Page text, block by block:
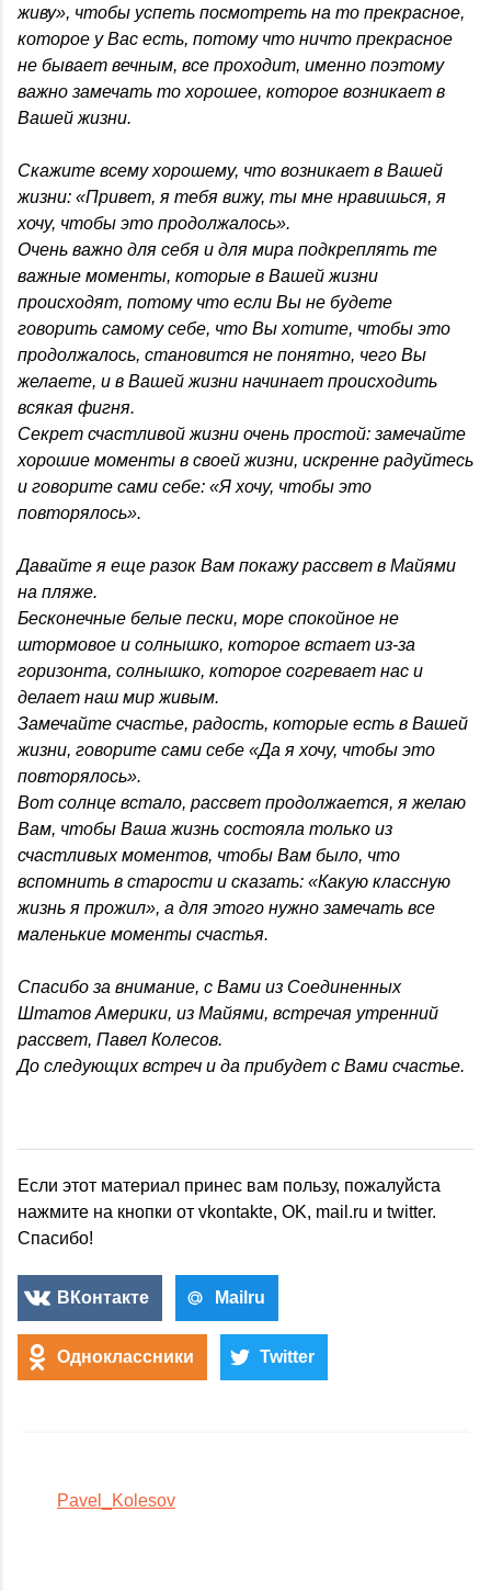
живу», чтобы успеть посмотреть на то прекрасное,
которое у Вас есть, потому что ничто прекрасное
не бывает вечным, все проходит, именно поэтому
важно замечать то хорошее, которое возникает в
Вашей жизни.
Скажите всему хорошему, что возникает в Вашей
жизни: «Привет, я тебя вижу, ты мне нравишься, я
хочу, чтобы это продолжалось».
Очень важно для себя и для мира подкреплять те
важные моменты, которые в Вашей жизни
происходят, потому что если Вы не будете
говорить самому себе, что Вы хотите, чтобы это
продолжалось, становится не понятно, чего Вы
желаете, и в Вашей жизни начинает происходить
всякая фигня.
Секрет счастливой жизни очень простой: замечайте
хорошие моменты в своей жизни, искренне радуйтесь
и говорите сами себе: «Я хочу, чтобы это
повторялось».
Давайте я еще разок Вам покажу рассвет в Майями
на пляже.
Бесконечные белые пески, море спокойное не
штормовое и солнышко, которое встает из-за
горизонта, солнышко, которое согревает нас и
делает наш мир живым.
Замечайте счастье, радость, которые есть в Вашей
жизни, говорите сами себе «Да я хочу, чтобы это
повторялось».
Вот солнце встало, рассвет продолжается, я желаю
Вам, чтобы Ваша жизнь состояла только из
счастливых моментов, чтобы Вам было, что
вспомнить в старости и сказать: «Какую классную
жизнь я прожил», а для этого нужно замечать все
маленькие моменты счастья.
Спасибо за внимание, с Вами из Соединенных
Штатов Америки, из Майями, встречая утренний
рассвет, Павел Колесов.
До следующих встреч и да прибудет с Вами счастье.
Если этот материал принес вам пользу, пожалуйста
нажмите на кнопки от vkontakte, OK, mail.ru и twitter.
Спасибо!
ВКонтакте Mailru
Одноклассники Twitter
Pavel_Kolesov